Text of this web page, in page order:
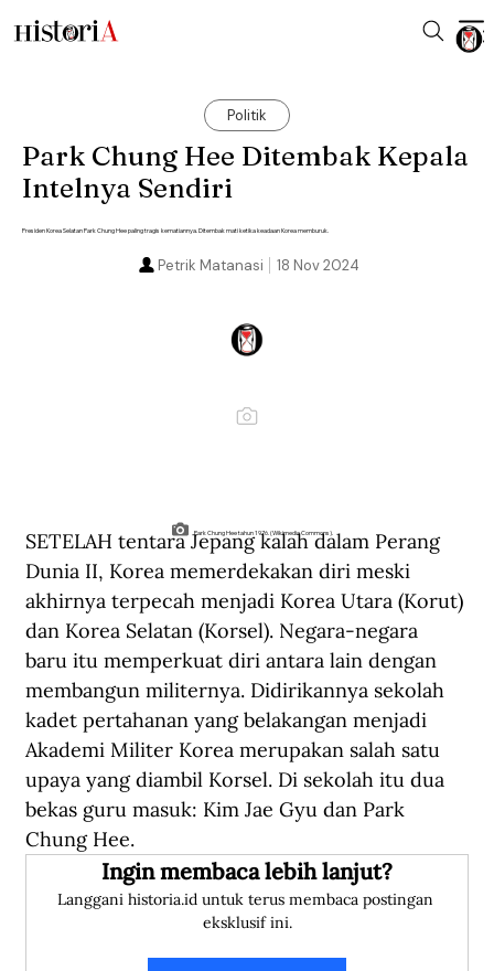
Politik
Park Chung Hee Ditembak Kepala
Intelnya Sendiri
Presiden Korea Selatan Park Chung Hee paling tragis kematiannya. Ditembak mati ketika keadaan Korea memburuk.
18 Nov 2024
Petrik Matanasi
Park Chung Hee tahun 1976. (Wikimedia Commons).
SETELAH tentara Jepang kalah dalam Perang
Dunia II, Korea memerdekakan diri meski
akhirnya terpecah menjadi Korea Utara (Korut)
dan Korea Selatan (Korsel). Negara-negara
baru itu memperkuat diri antara lain dengan
membangun militernya. Didirikannya sekolah
kadet pertahanan yang belakangan menjadi
Akademi Militer Korea merupakan salah satu
upaya yang diambil Korsel. Di sekolah itu dua
bekas guru masuk: Kim Jae Gyu dan Park
Chung Hee.
Ingin membaca lebih lanjut?
Langgani historia.id untuk terus membaca postingan
eksklusif ini.